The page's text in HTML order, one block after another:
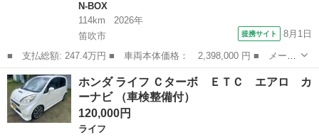
N-BOX
114km
2026年
笛吹市
提携サイト 8月1日
■ 支払総額: 247.4万円 ■ 車両本体価格： 2,398,000 円 ■ メーカ
ー名： ホンダ ■ 車種名： Ｎ－ＢＯＸカスタム ■ グレード
名： ターボブラックスタイル Ｒカメラ ナビ＆ＴＶ ハーフレザ
ーシート ク...
山梨 笛吹市 N-BOX
ホンダ ライフ Ｃターボ ＥＴＣ エアロ カ
ーナビ （車検整備付）
120,000円
ライフ